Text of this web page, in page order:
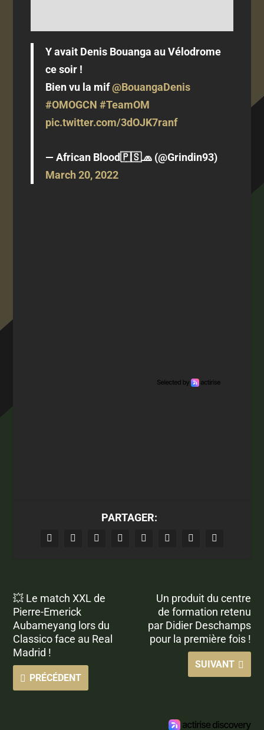
Y avait Denis Bouanga au Vélodrome
ce soir !
Bien vu la mif@BouangaDenis
#OMOGCN #TeamOM
pic.twitter.com/3dOJK7ranf
— African Blood🇵🇸🧢 (@Grindin93)
March 20, 2022
PARTAGER:
💥 Le match XXL de
Pierre-Emerick
Aubameyang lors du
Classico face au Real
Madrid !
PRÉCÉDENT
Un produit du centre
de formation retenu
par Didier Deschamps
pour la première fois !
SUIVANT